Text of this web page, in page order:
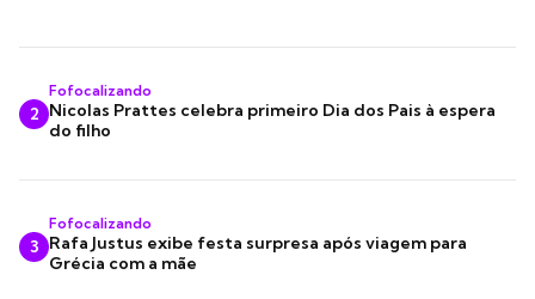
2
Fofocalizando
Nicolas Prattes celebra primeiro Dia dos Pais à espera
do filho
3
Fofocalizando
Rafa Justus exibe festa surpresa após viagem para
Grécia com a mãe